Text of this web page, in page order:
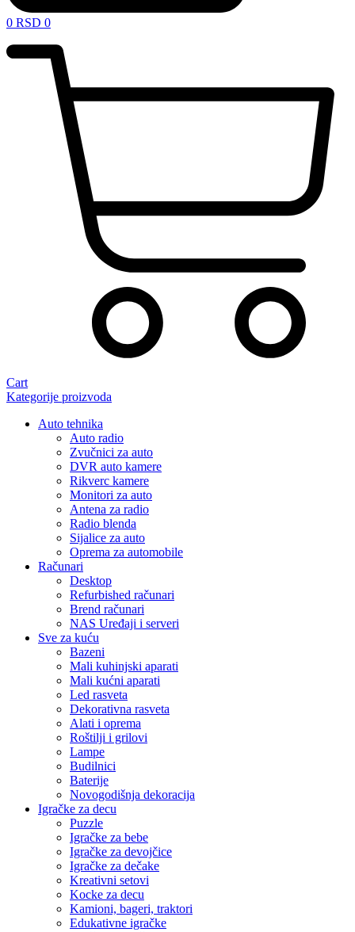
0 RSD 0
Cart
Kategorije proizvoda
Auto tehnika
Auto radio
Zvučnici za auto
DVR auto kamere
Rikverc kamere
Monitori za auto
Antena za radio
Radio blenda
Sijalice za auto
Oprema za automobile
Računari
Desktop
Refurbished računari
Brend računari
NAS Uređaji i serveri
Sve za kuću
Bazeni
Mali kuhinjski aparati
Mali kućni aparati
Led rasveta
Dekorativna rasveta
Alati i oprema
Roštilji i grilovi
Lampe
Budilnici
Baterije
Novogodišnja dekoracija
Igračke za decu
Puzzle
Igračke za bebe
Igračke za devojčice
Igračke za dečake
Kreativni setovi
Kocke za decu
Kamioni, bageri, traktori
Edukativne igračke